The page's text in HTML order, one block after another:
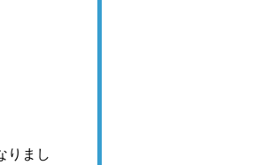
りまし